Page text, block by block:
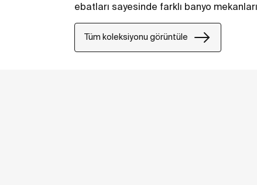
ebatları sayesinde farklı banyo
Tüm koleksiyonu görüntüle